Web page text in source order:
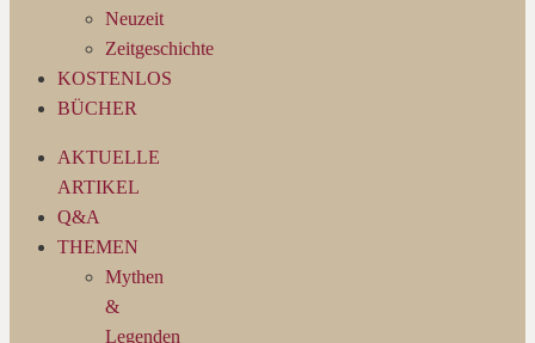
Neuzeit
Zeitgeschichte
KOSTENLOS
BÜCHER
AKTUELLE
ARTIKEL
Q&A
THEMEN
Mythen
&
Legenden